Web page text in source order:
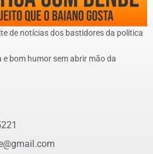
de notícias dos bastidores da política
e bom humor sem abrir mão da